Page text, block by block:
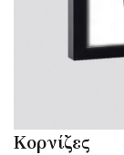
Κορνίζες